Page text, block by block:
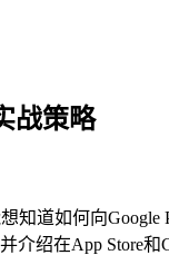
战策略
道如何向
绍在App Store和